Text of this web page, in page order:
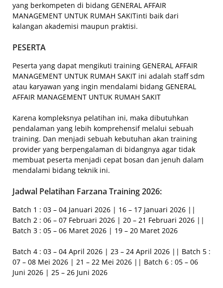
yang berkompeten di bidang GENERAL AFFAIR
MANAGEMENT UNTUK RUMAH SAKITinti baik dari
kalangan akademisi maupun praktisi.
PESERTA
Peserta yang dapat mengikuti training GENERAL AFFAIR
MANAGEMENT UNTUK RUMAH SAKIT ini adalah staff sdm
atau karyawan yang ingin mendalami bidang GENERAL
AFFAIR MANAGEMENT UNTUK RUMAH SAKIT
Karena kompleksnya pelatihan ini, maka dibutuhkan
pendalaman yang lebih komprehensif melalui sebuah
training. Dan menjadi sebuah kebutuhan akan training
provider yang berpengalaman di bidangnya agar tidak
membuat peserta menjadi cepat bosan dan jenuh dalam
mendalami bidang teknik ini.
Jadwal Pelatihan Farzana Training 2026:
Batch 1 : 03 – 04 Januari 2026 | 16 – 17 Januari 2026 ||
Batch 2 : 06 – 07 Februari 2026 | 20 – 21 Februari 2026 ||
Batch 3 : 05 – 06 Maret 2026 | 19 – 20 Maret 2026
Batch 4 : 03 – 04 April 2026 | 23 – 24 April 2026 || Batch 5 :
07 – 08 Mei 2026 | 21 – 22 Mei 2026 || Batch 6 : 05 – 06
Juni 2026 | 25 – 26 Juni 2026